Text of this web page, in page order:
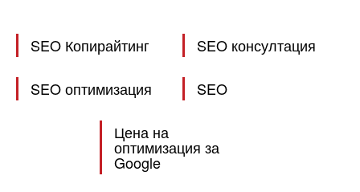
SEO Копирайтинг SEO консултация
SEO оптимизация SEO
Цена на
оптимизация за
Google